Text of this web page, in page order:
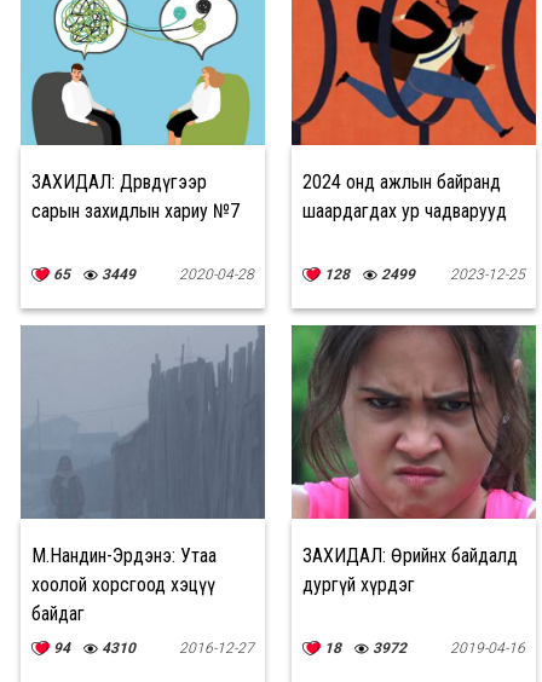
ЗАХИДАЛ: Дөрөвдүгээр
сарын захидлын хариу №7
65 3449 2020-04-28
2024 онд ажлын байранд
шаардагдах ур чадварууд
128 2499 2023-12-25
М.Нандин-Эрдэнэ: Утаа
хоолой хорсгоод хэцүү
байдаг
94 4310 2016-12-27
ЗАХИДАЛ: Өөрийнхөө байдалд
дургүй хүрдэг
18 3972 2019-04-16